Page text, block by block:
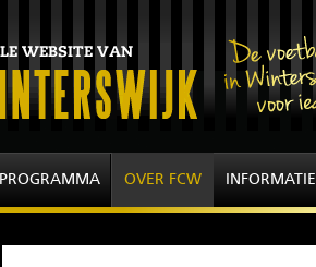
PROGRAMMA OVER FCW INFORMATIE